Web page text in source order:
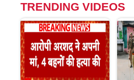
TRENDING VIDEOS